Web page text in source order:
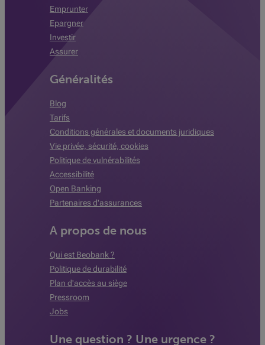
Emprunter
Epargner
Investir
Assurer
Généralités
Blog
Tarifs
Conditions générales et documents juridiques
Vie privée, sécurité, cookies
Politique de vulnérabilités
Accessibilité
Open Banking
Partenaires d'assurances
A propos de nous
Qui est Beobank ?
Politique de durabilité
Plan d'accès au siège
Pressroom
Jobs
Une question ? Une urgence ?